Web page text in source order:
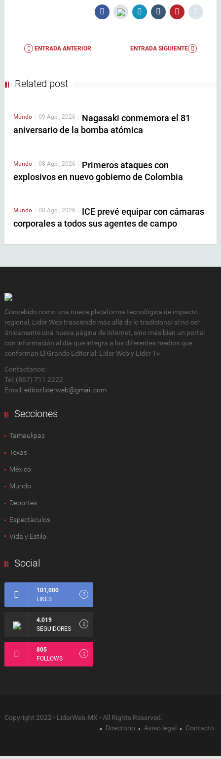
ENTRADA ANTERIOR ENTRADA SIGUIENTE
Related post
Mundo 09 Ago , 2026
Nagasaki conmemora el 81
aniversario de la bomba atómica
Mundo | 08 Ago , 2026 | Primeros ataques con
explosivos en nuevo gobierno de Colombia
Mundo 08 Ago , 2026
ICE prevé equipar con cámaras
corporales a todos sus agentes de campo
Concebido como una nueva plataforma tecnológica de impacto
regional, Lider Web trasciende más allá de lo tradicional al no ser
únicamente una nueva página de internet, sino más bien un portal
con información al día que integra a los diferentes medios que
conforman El Grande Editorial: Líder Web y Líder Tv
Contactanos:
Tel: (867) 711 2222
Email: editor.liderweb@gmail.com
Secciones
Tamaulipas
Texas
México
Mundo
Deportes
Espectàculos
Vida y Estilo
Social
101,000
LIKES
4.019
SEGUIDORES
805
FOLLOWS
Copyright 2022 - LiderWeb.MX - All Rights Reserved.
Directorio
Aviso legal Contacto